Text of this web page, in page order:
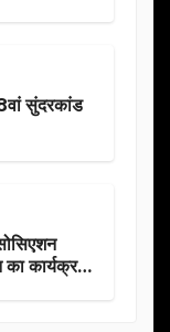
सुंदरकांड
का कार्यक्रम